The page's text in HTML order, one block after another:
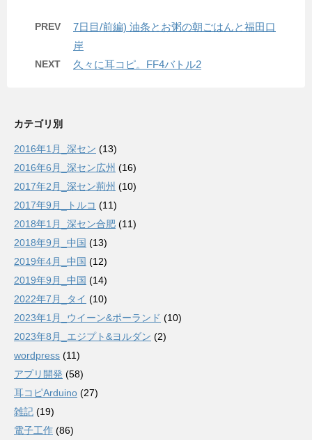
PREV
7日目/前編) 油条とお粥の朝ごはんと福田口
岸
NEXT 久々に耳コピ。FF4バトル2
カテゴリ別
2016年1月_深セン (13)
2016年6月_深セン広州 (16)
2017年2月_深セン荊州 (10)
2017年9月_トルコ (11)
2018年1月_深セン合肥 (11)
2018年9月_中国 (13)
2019年4月_中国 (12)
2019年9月_中国 (14)
2022年7月_タイ (10)
2023年1月_ウイーン&ポーランド (10)
2023年8月_エジプト&ヨルダン (2)
wordpress (11)
アプリ開発 (58)
耳コピArduino (27)
雑記 (19)
電子工作 (86)